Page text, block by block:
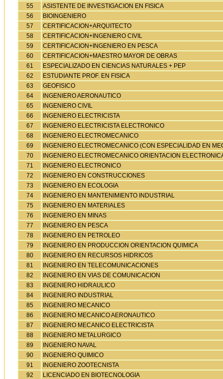
55
ASISTENTE DE INVESTIGACION EN FISICA
56
BIOINGENIERO
57
CERTIFICACION+ARQUITECTO
58
CERTIFICACION+INGENIERO CIVIL
59
CERTIFICACION+INGENIERO EN PESCA
60
CERTIFICACION+MAESTRO MAYOR DE OBRAS
61
ESPECIALIZADO EN CIENCIAS NATURALES + PEP
62
ESTUDIANTE PROF. EN FISICA
63
GEOFISICO
64
INGENIERO AERONAUTICO
65
INGENIERO CIVIL
66
INGENIERO ELECTRICISTA
67
INGENIERO ELECTRICISTA ELECTRONICO
68
INGENIERO ELECTROMECANICO
69
INGENIERO ELECTROMECANICO (CON ESPECIALIDAD EN
70
INGENIERO ELECTROMECANICO ORIENTACION
71
INGENIERO ELECTRONICO
72
INGENIERO EN CONSTRUCCIONES
73
INGENIERO EN ECOLOGIA
74
INGENIERO EN MANTENIMIENTO INDUSTRIAL
75
INGENIERO EN MATERIALES
76
INGENIERO EN MINAS
77
INGENIERO EN PESCA
78
INGENIERO EN PETROLEO
79
INGENIERO EN PRODUCCION ORIENTACION QUIMICA
80
INGENIERO EN RECURSOS HIDRICOS
81
INGENIERO EN TELECOMUNICACIONES
82
INGENIERO EN VIAS DE COMUNICACION
83
INGENIERO HIDRAULICO
84
INGENIERO INDUSTRIAL
85
INGENIERO MECANICO
86
INGENIERO MECANICO AERONAUTICO
87
INGENIERO MECANICO ELECTRICISTA
88
INGENIERO METALURGICO
89
INGENIERO NAVAL
90
INGENIERO QUIMICO
91
INGENIERO ZOOTECNISTA
92
LICENCIADO EN BIOTECNOLOGIA